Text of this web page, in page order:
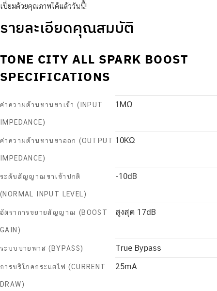
เปี่ยมด้วยคุณภาพได้แล้ววันนี้!
รายละเอียดคุณสมบัติ
TONE CITY ALL SPARK BOOST
SPECIFICATIONS
ค่าความต้านทานขาเข้า (INPUT
IMPEDANCE)
1MΩ
ค่าความต้านทานขาออก (OUTPUT
IMPEDANCE)
10KΩ
ระดับสัญญาณขาเข้าปกติ
(NORMAL INPUT LEVEL)
-10dB
อัตราการขยายสัญญาณ (BOOST
GAIN)
สูงสุด 17dB
ระบบบายพาส (BYPASS) True Bypass
การบริโภคกระแสไฟ (CURRENT
DRAW)
25mA